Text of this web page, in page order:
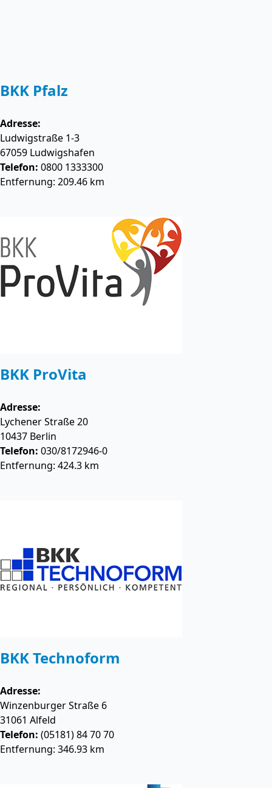
BKK Pfalz
Adresse:
Ludwigstraße 1-3
67059 Ludwigshafen
Telefon: 0800 1333300
Entfernung: 209.46 km
BKK ProVita
Adresse:
Lychener Straße 20
10437 Berlin
Telefon: 030/8172946-0
Entfernung: 424.3 km
BKK Technoform
Adresse:
Winzenburger Straße 6
31061 Alfeld
Telefon: (05181) 84 70 70
Entfernung: 346.93 km